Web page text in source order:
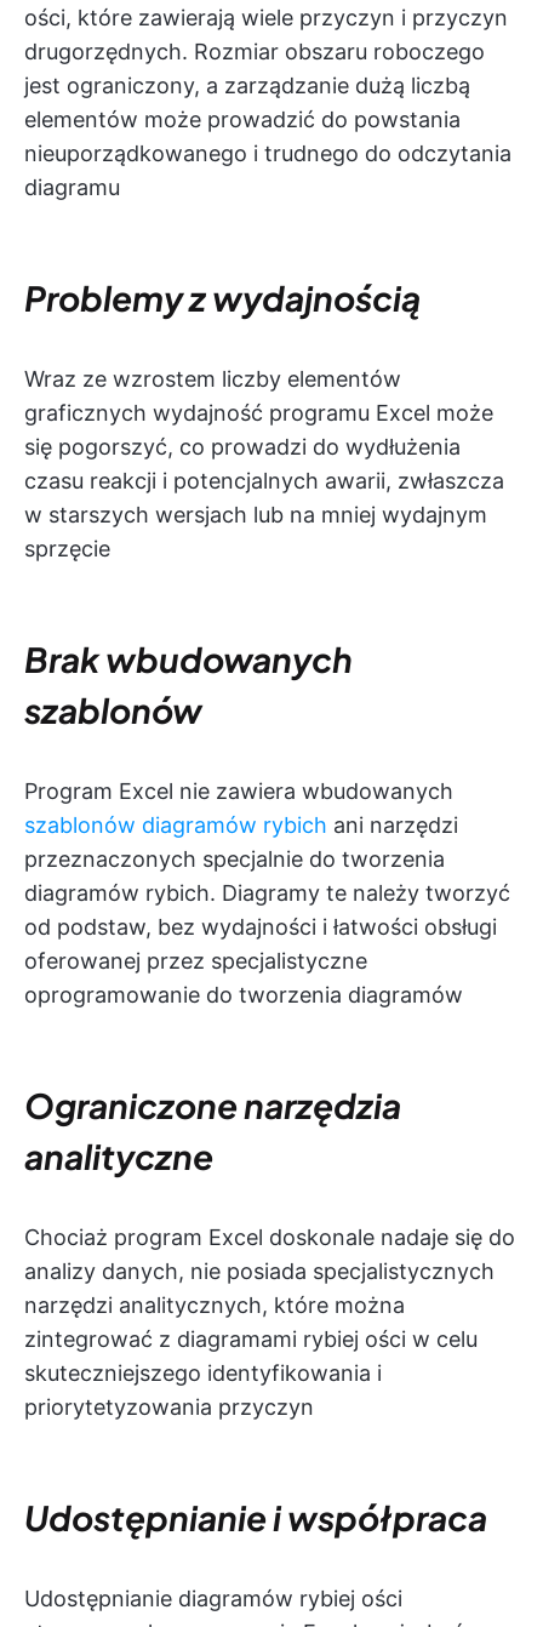
ości, które zawierają wiele przyczyn i przyczyn
drugorzędnych. Rozmiar obszaru roboczego
jest ograniczony, a zarządzanie dużą liczbą
elementów może prowadzić do powstania
nieuporządkowanego i trudnego do odczytania
diagramu
Problemy z wydajnością
Wraz ze wzrostem liczby elementów
graficznych wydajność programu Excel może
się pogorszyć, co prowadzi do wydłużenia
czasu reakcji i potencjalnych awarii, zwłaszcza
w starszych wersjach lub na mniej wydajnym
sprzęcie
Brak wbudowanych
szablonów
Program Excel nie zawiera wbudowanych
szablonów diagramów rybich ani narzędzi
przeznaczonych specjalnie do tworzenia
diagramów rybich. Diagramy te należy tworzyć
od podstaw, bez wydajności i łatwości obsługi
oferowanej przez specjalistyczne
oprogramowanie do tworzenia diagramów
Ograniczone narzędzia
analityczne
Chociaż program Excel doskonale nadaje się do
analizy danych, nie posiada specjalistycznych
narzędzi analitycznych, które można
zintegrować z diagramami rybiej ości w celu
skuteczniejszego identyfikowania i
priorytetyzowania przyczyn
Udostępnianie i współpraca
Udostępnianie diagramów rybiej ości